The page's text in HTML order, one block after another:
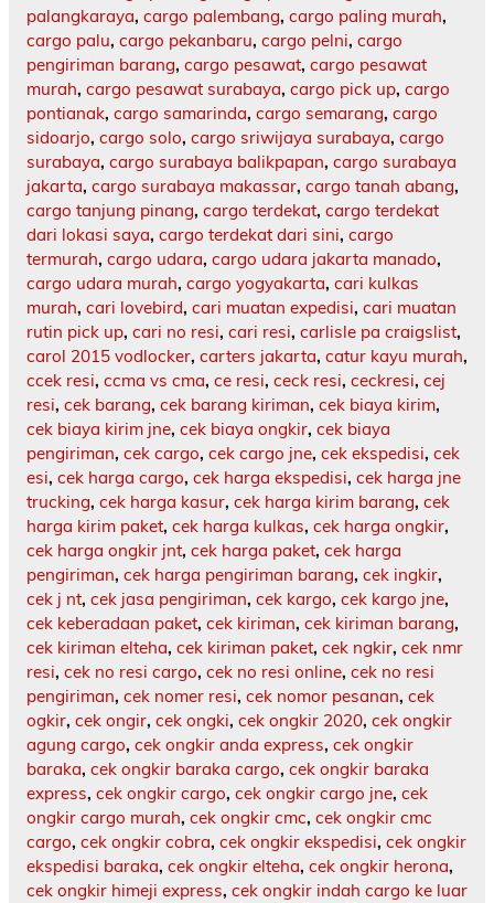
palangkaraya, cargo palembang, cargo paling murah,
cargo palu, cargo pekanbaru, cargo pelni, cargo
pengiriman barang, cargo pesawat, cargo pesawat
murah, cargo pesawat surabaya, cargo pick up, cargo
pontianak, cargo samarinda, cargo semarang, cargo
sidoarjo, cargo solo, cargo sriwijaya surabaya, cargo
surabaya, cargo surabaya balikpapan, cargo surabaya
jakarta, cargo surabaya makassar, cargo tanah abang,
cargo tanjung pinang, cargo terdekat, cargo terdekat
dari lokasi saya, cargo terdekat dari sini, cargo
termurah, cargo udara, cargo udara jakarta manado,
cargo udara murah, cargo yogyakarta, cari kulkas
murah, cari lovebird, cari muatan expedisi, cari muatan
rutin pick up, cari no resi, cari resi, carlisle pa craigslist,
carol 2015 vodlocker, carters jakarta, catur kayu murah,
ccek resi, ccma vs cma, ce resi, ceck resi, ceckresi, cej
resi, cek barang, cek barang kiriman, cek biaya kirim,
cek biaya kirim jne, cek biaya ongkir, cek biaya
pengiriman, cek cargo, cek cargo jne, cek ekspedisi, cek
esi, cek harga cargo, cek harga ekspedisi, cek harga jne
trucking, cek harga kasur, cek harga kirim barang, cek
harga kirim paket, cek harga kulkas, cek harga ongkir,
cek harga ongkir jnt, cek harga paket, cek harga
pengiriman, cek harga pengiriman barang, cek ingkir,
cek j nt, cek jasa pengiriman, cek kargo, cek kargo jne,
cek keberadaan paket, cek kiriman, cek kiriman barang,
cek kiriman elteha, cek kiriman paket, cek ngkir, cek nmr
resi, cek no resi cargo, cek no resi online, cek no resi
pengiriman, cek nomer resi, cek nomor pesanan, cek
ogkir, cek ongir, cek ongki, cek ongkir 2020, cek ongkir
agung cargo, cek ongkir anda express, cek ongkir
baraka, cek ongkir baraka cargo, cek ongkir baraka
express, cek ongkir cargo, cek ongkir cargo jne, cek
ongkir cargo murah, cek ongkir cmc, cek ongkir cmc
cargo, cek ongkir cobra, cek ongkir ekspedisi, cek ongkir
ekspedisi baraka, cek ongkir elteha, cek ongkir herona,
cek ongkir himeji express, cek ongkir indah cargo ke luar